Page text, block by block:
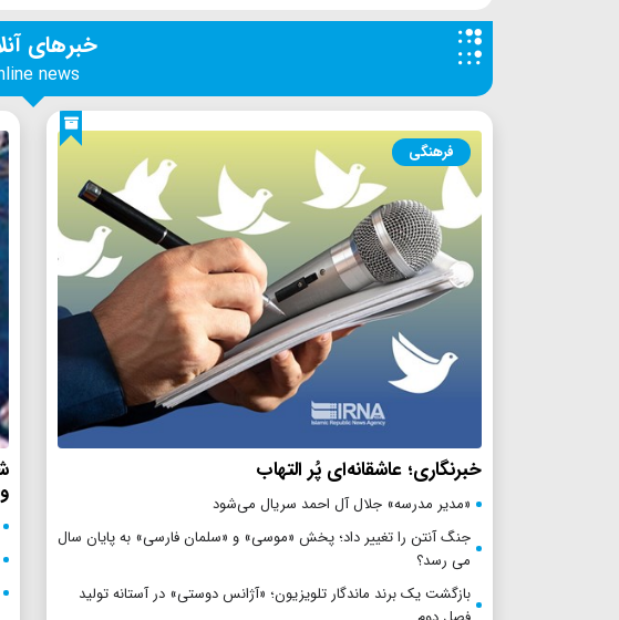
خبرهای
news
فرهنگی
خبرنگاری؛ عاشقانه‌ای پُر التهاب
«مدیر مدرسه» جلال آل احمد سریال می‌شود
جنگ آنتن را تغییر داد؛ پخش «موسی» و «سلمان فارسی» به پایان سال
می رسد؟
بازگشت یک برند ماندگار تلویزیون؛ «آژانس دوستی» در آستانه تولید